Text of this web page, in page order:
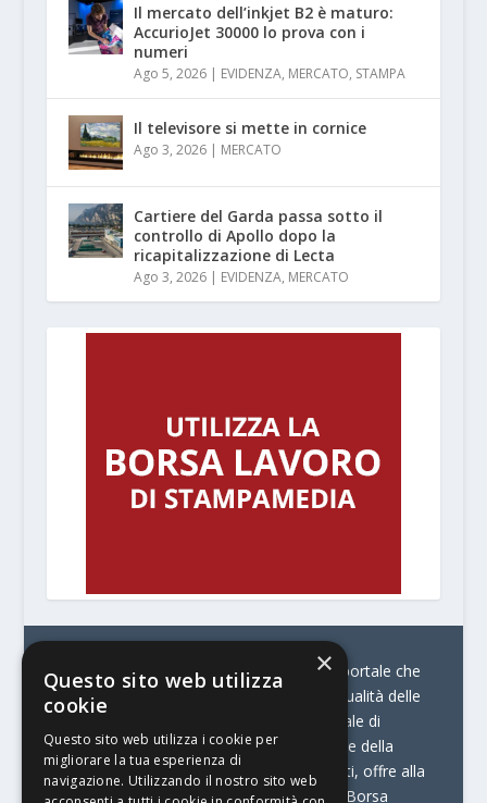
Il mercato dell’inkjet B2 è maturo:
AccurioJet 30000 lo prova con i
numeri
Ago 5, 2026| EVIDENZA, MERCATO, STAMPA
Il televisore si mette in cornice
Ago 3, 2026| MERCATO
Cartiere del Garda passa sotto il
controllo di Apollo dopo la
ricapitalizzazione di Lecta
Ago 3, 2026| EVIDENZA, MERCATO
© Stratego Group –
stampamedia.net è il portale che
racconta le innovazioni tecnologiche e l’attualità delle
aziende di stampa e di converting. È il portale di
riferimento per chi opera in Italia nel settore della
comunicazione stampata. Oltre ai contenuti, offre alla
propria community diversi servizi come:
la Borsa
×
Questo sito web utilizza
cookie
Questo sito web utilizza i cookie per
migliorare la tua esperienza di
navigazione. Utilizzando il nostro sito web